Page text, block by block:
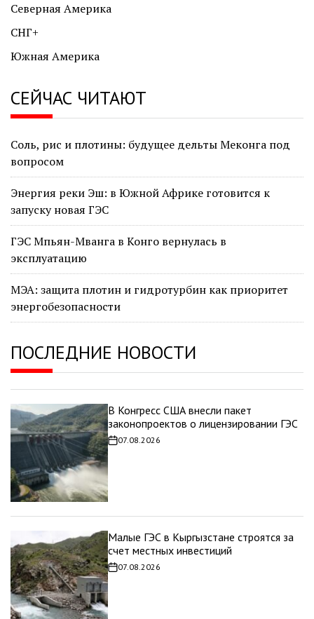
Северная Америка
СНГ+
Южная Америка
СЕЙЧАС ЧИТАЮТ
Соль, рис и плотины: будущее дельты Меконга под
вопросом
Энергия реки Эш: в Южной Африке готовится к
запуску новая ГЭС
ГЭС Мпьян-Мванга в Конго вернулась в
эксплуатацию
МЭА: защита плотин и гидротурбин как приоритет
энергобезопасности
ПОСЛЕДНИЕ НОВОСТИ
В Конгресс США внесли пакет
законопроектов о лицензировании ГЭС
Дата
записи
07.08.2026
Малые ГЭС в Кыргызстане строятся за
счет местных инвестиций
Дата
записи
07.08.2026